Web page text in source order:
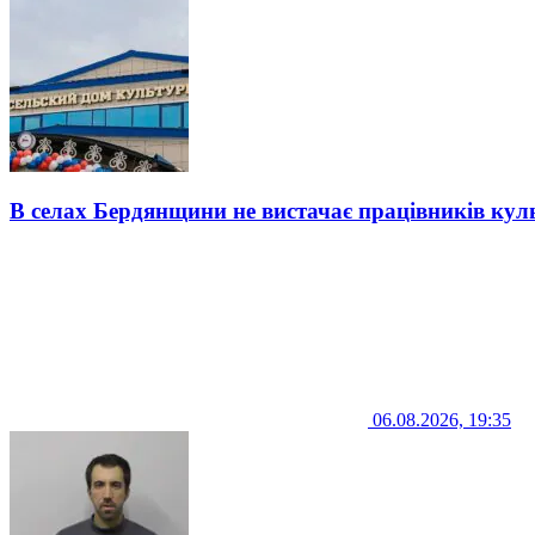
В селах Бердянщини не вистачає працівників
06.08.2026, 19:35